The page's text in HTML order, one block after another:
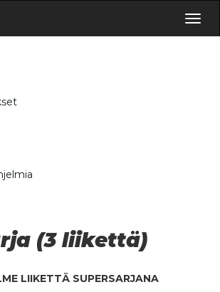
(3 liikettä)
LIIKETTÄ SUPERSARJANA